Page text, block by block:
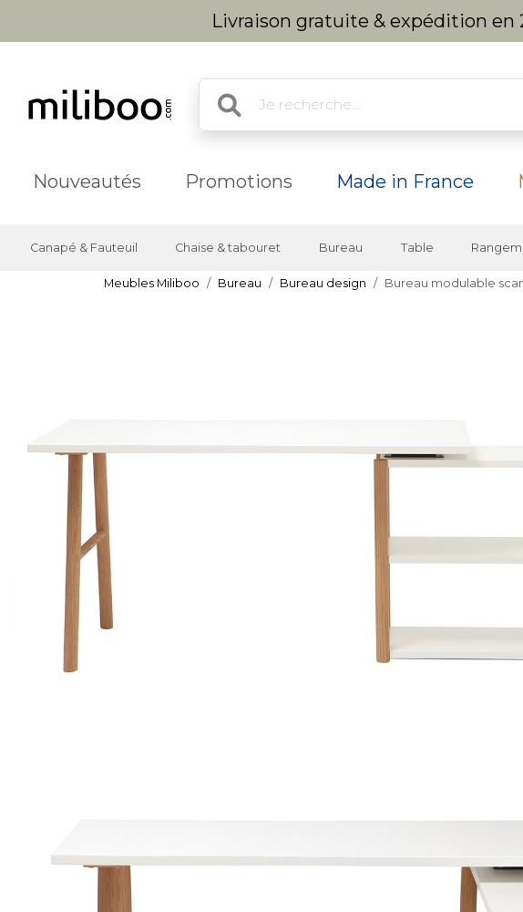
Livraison gratuite & expédition en
Nouveautés Promotions Made in France
Canapé & Fauteuil Chaise & tabouret Bureau Table
Meubles Miliboo Bureau Bureau design Bureau modulable